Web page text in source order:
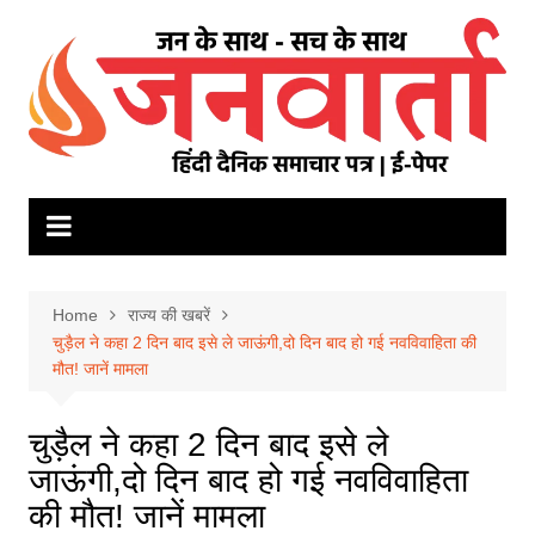
content
Home
राज्य की खबरें
चुड़ैल ने कहा 2 दिन बाद इसे ले जाऊंगी,दो दिन बाद हो गई नवविवाहिता की
मौत! जानें मामला
चुड़ैल ने कहा 2 दिन बाद इसे ले
जाऊंगी,दो दिन बाद हो गई नवविवाहिता
की मौत! जानें मामला